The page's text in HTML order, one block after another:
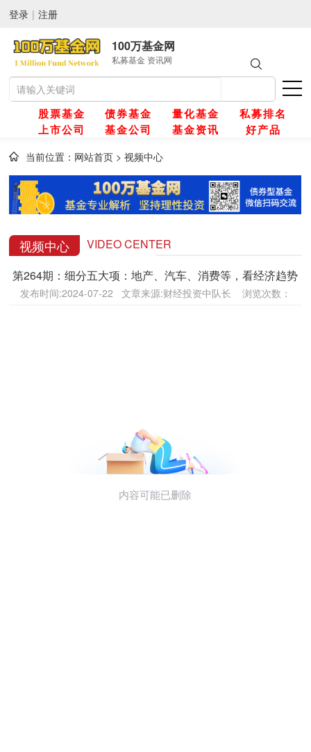
登录 | 注册
100万基金网
私募基金 资讯网
股票基金 债券基金 量化基金
私募排名
上市公司
基金公司 基金资讯 好产品
当前位置： 网站首页 >视频中心
视频中心
VIDEO CENTER
第264期：细分五大项：地产、汽车、消费等，看经济趋势
发布时间:2024-07-22 文章来源:财经投资中队长 浏览次数：